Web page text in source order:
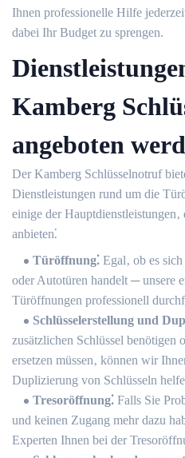
Ihnen professionelle Hilfe
dabei Ihr Budget zu sprengen.​
Kamberg
angeboten
Der Kamberg Schlüsselnotruf
Dienstleistungen rund um die
einige der
anbieten⁚
Türöffnung⁚ Egal‚ ob es
oder Autotüren handelt ─ unsere
Türöffnungen professionell
Schlüsselerstellung und
zusätzlichen Schlüssel benötigen
ersetzen müssen‚ können wir
Duplizierung von Schlüsseln
Tresoröffnung⁚ Falls Sie
und keinen Zugang mehr dazu
Experten Ihnen bei der